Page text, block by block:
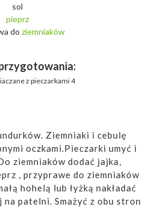
sol
pieprz
do ziemniaków
z pieczarkami 4
Ziemniaki i cebulę
oczkami.Pieczarki umyć i
ziemniaków dodać jajka,
, przyprawe do ziemniaków
hohelą lub łyżką nakładać
patelni. Smażyć z obu stron